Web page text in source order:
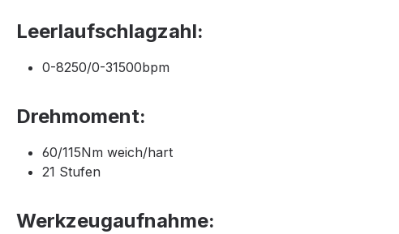
Leerlaufschlagzahl:
0-8250/​0-31500bpm
Drehmoment:
60/​115Nm weich/​hart
21 Stufen
Werkzeugaufnahme: